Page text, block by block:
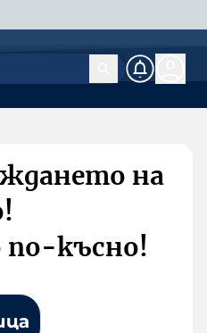
на
късно!